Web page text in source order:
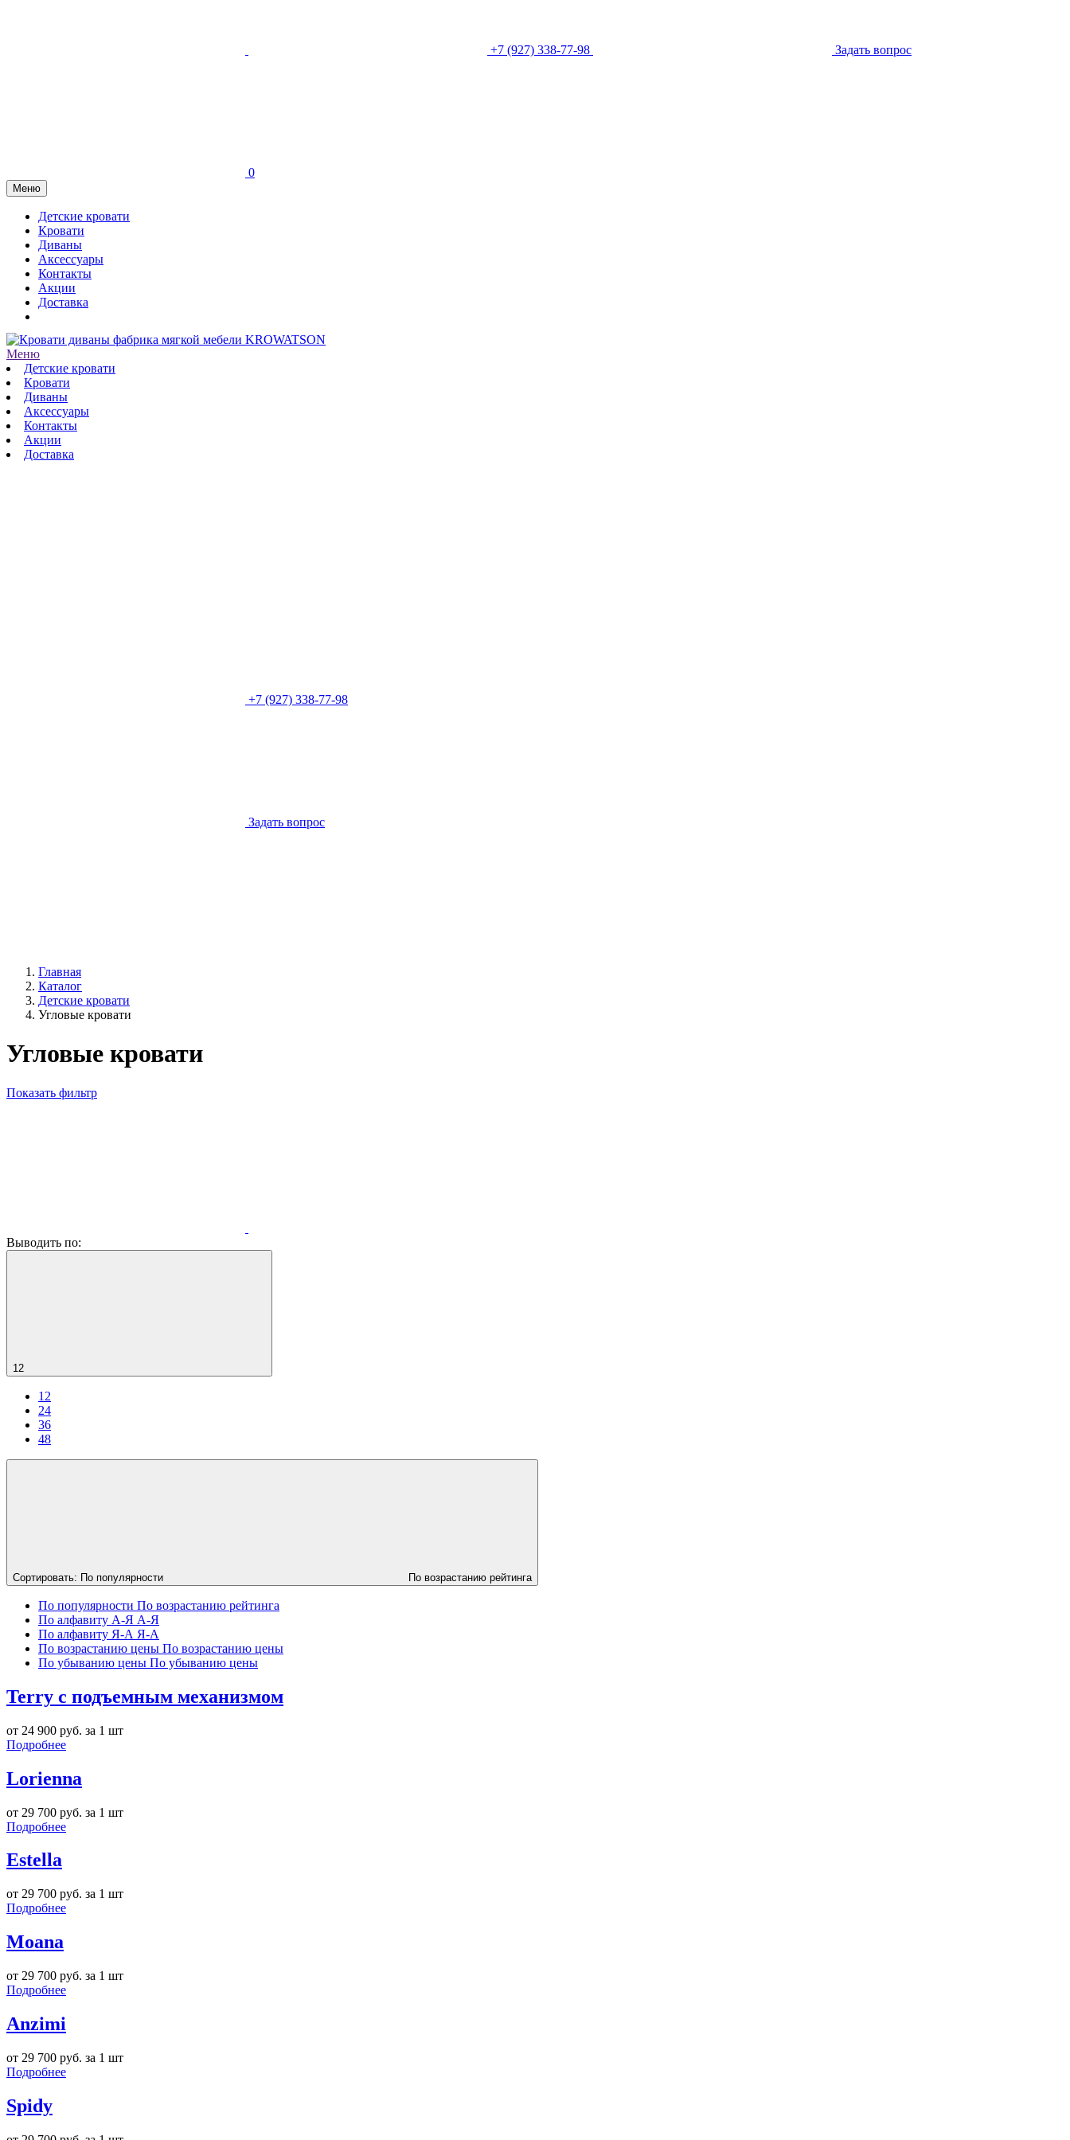
+7 (927) 338-77-98 Задать вопрос
0
Меню
Детские кровати
Кровати
Диваны
Аксессуары
Контакты
Акции
Доставка
Меню
Детские кровати
Кровати
Диваны
Аксессуары
Контакты
Акции
Доставка
+7 (927) 338-77-98
Задать вопрос
Главная
Каталог
Детские кровати
Угловые кровати
Угловые кровати
Показать фильтр
Выводить по:
12
12
24
36
48
Сортировать: По популярности По возрастанию рейтинга
По популярности По возрастанию рейтинга
По алфавиту А-Я А-Я
По алфавиту Я-А Я-А
По возрастанию цены По возрастанию цены
По убыванию цены По убыванию цены
Terry с подъемным механизмом
от 24 900 руб. за 1 шт
Подробнее
Lorienna
от 29 700 руб. за 1 шт
Подробнее
Estella
от 29 700 руб. за 1 шт
Подробнее
Moana
от 29 700 руб. за 1 шт
Подробнее
Anzimi
от 29 700 руб. за 1 шт
Подробнее
Spidy